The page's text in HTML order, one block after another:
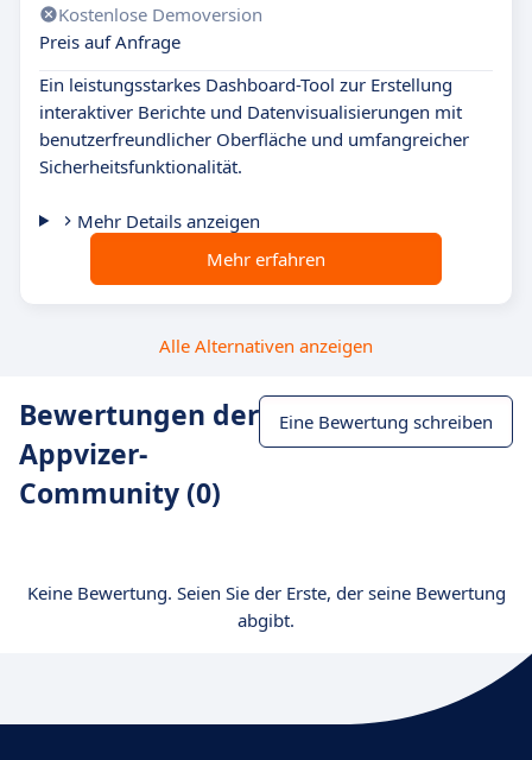
Kostenlose Demoversion
Preis auf Anfrage
Ein leistungsstarkes Dashboard-Tool zur Erstellung
interaktiver Berichte und Datenvisualisierungen mit
benutzerfreundlicher Oberfläche und umfangreicher
Sicherheitsfunktionalität.
Mehr Details anzeigen
Mehr erfahren
Alle Alternativen anzeigen
Bewertungen der
Appvizer-
Community (0)
Eine Bewertung schreiben
Keine Bewertung. Seien Sie der Erste, der seine Bewertung
abgibt.